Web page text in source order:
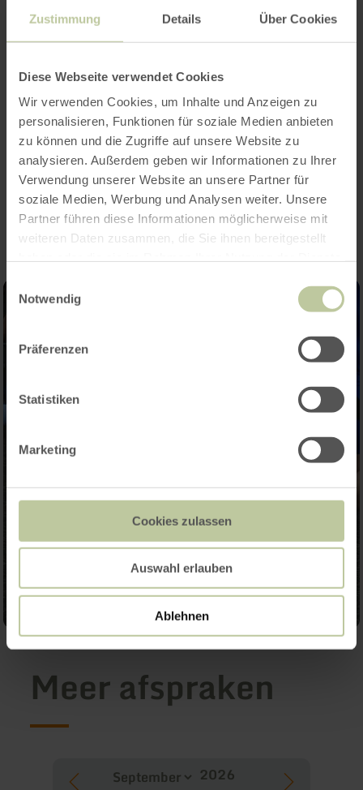
Zustimmung Details Über Cookies
Diese Webseite verwendet Cookies
Wir verwenden Cookies, um Inhalte und Anzeigen zu
personalisieren, Funktionen für soziale Medien anbieten
zu können und die Zugriffe auf unsere Website zu
analysieren. Außerdem geben wir Informationen zu Ihrer
Verwendung unserer Website an unsere Partner für
soziale Medien, Werbung und Analysen weiter. Unsere
Partner führen diese Informationen möglicherweise mit
weiteren Daten zusammen, die Sie ihnen bereitgestellt
Einwilligungsauswahl
Notwendig
Präferenzen
Statistiken
Marketing
Cookies zulassen
Auswahl erlauben
Ablehnen
plaats in het directe stadsgebied, maar rond het
vliegveld - buitengebied - van de sportschool
Loopparcoursen voor kinderen, wandelparcours,
1 km en 5 km lopen 10 km hoofdloop
Meer informatie is beschikbaar op
www.stadtlauf-bitburg.de.
Impressies
Meer afspraken